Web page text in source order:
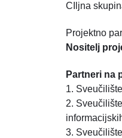
CIljna
Projektno
Nositelj
Partneri na
1.
2.
3.